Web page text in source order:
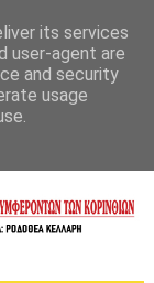
its services
user-agent are
and security
usage